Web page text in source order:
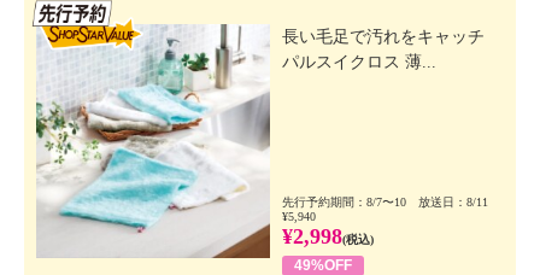
長い毛足で汚れをキャッチ
パルスイクロス 薄...
先行予約期間：8/7〜10 放送日：8/11
¥5,940
¥2,998(税込)
49%OFF